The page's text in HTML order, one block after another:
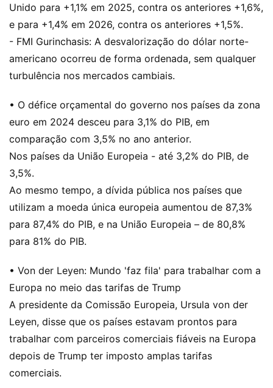
Unido para +1,1% em 2025, contra os anteriores +1,6%,
e para +1,4% em 2026, contra os anteriores +1,5%.
- FMI Gurinchasis: A desvalorização do dólar norte-
americano ocorreu de forma ordenada, sem qualquer
turbulência nos mercados cambiais.
• O défice orçamental do governo nos países da zona
euro em 2024 desceu para 3,1% do PIB, em
comparação com 3,5% no ano anterior.
Nos países da União Europeia - até 3,2% do PIB, de
3,5%.
Ao mesmo tempo, a dívida pública nos países que
utilizam a moeda única europeia aumentou de 87,3%
para 87,4% do PIB, e na União Europeia – de 80,8%
para 81% do PIB.
• Von der Leyen: Mundo 'faz fila' para trabalhar com a
Europa no meio das tarifas de Trump
A presidente da Comissão Europeia, Ursula von der
Leyen, disse que os países estavam prontos para
trabalhar com parceiros comerciais fiáveis ​​na Europa
depois de Trump ter imposto amplas tarifas
comerciais.